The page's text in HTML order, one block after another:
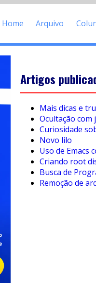
Home Arquivo
Artigos
Mais dicas e
Ocultação
Curiosidade
Novo lilo
Uso de Emacs
Criando root
Busca de
Remoção de